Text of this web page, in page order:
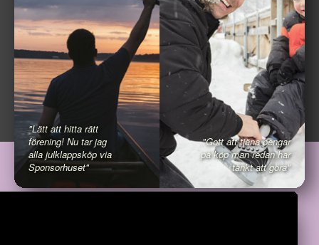
"Lätt att hitta rätt
förening! Nu tar jag
alla julklappsköp via
Sponsorhuset"
"Gott att tjäna pengar
på köp man redan har
tänkt att göra"